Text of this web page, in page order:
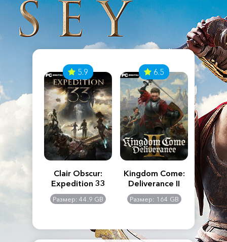
Creed
5.9
Clair Obscur:
Expedition 33
Размер: 44.9 GB
6.5
Kingdom Come:
Deliverance II
Размер: 164 GB
The